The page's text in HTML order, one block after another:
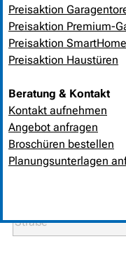
Preisaktion
Preisaktion Premium-
Preisaktion SmartHome
Preisaktion Haustüren
Beratung & Kontakt
Kontakt aufnehmen
Angebot anfragen
Broschüren bestellen
Planungsunterlagen
BITTE WÄHLEN SIE
Kontaktauswahl*
Bitte kontaktieren
Bitte schicken Sie
KONTAKTDATEN
Anrede*